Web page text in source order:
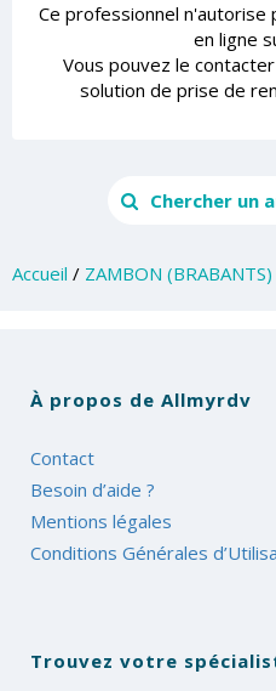
Ce professionnel n'autorise
en ligne
Vous pouvez le
solution de prise de
Chercher un
Accueil / ZAMBON
À propos de Allmyrdv
Contact
Besoin d’aide ?
Mentions légales
Conditions Générales
Trouvez votre